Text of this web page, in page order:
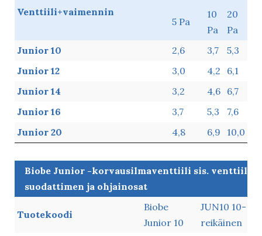
korvausilmaventtiilien
suodattimella, verkoton
ulkosäleikkö (VTT
TRE4034/01)
Venttiili+vaimennin
5 Pa
10
Pa
20
Pa
Junior 10
2,6 3,7
5,3
Junior 12
3,0 4,2
6,1
Junior 14
3,2 4,6 6,7
Junior 16
3,7 5,3
7,6
Junior 20
4,8 6,9 10,0
Biobe Junior -korvausilmaventtiili sis. venttiilin,
suodattimen ja ohjainosat
korvausilmaventtiili
Tuotekoodi
Biobe
Junior 10
JUN10 10-
reikäinen